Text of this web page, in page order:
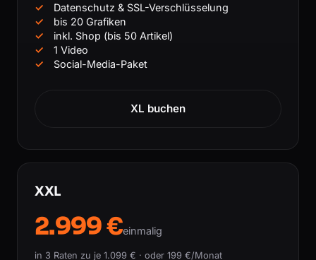
Datenschutz & SSL-Verschlüsselung
bis 20 Grafiken
inkl. Shop (bis 50 Artikel)
1 Video
Social-Media-Paket
XL buchen
XXL
2.999 €einmalig
in 3 Raten zu je 1.099 € · oder 199 €/Monat